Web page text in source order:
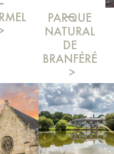
PARQUE
NATURAL
DE
BRANFÉRÉ